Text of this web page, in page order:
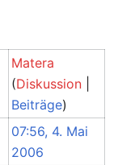
Matera
(Diskussion
Beiträge)
07:56, 4. Mai
2006